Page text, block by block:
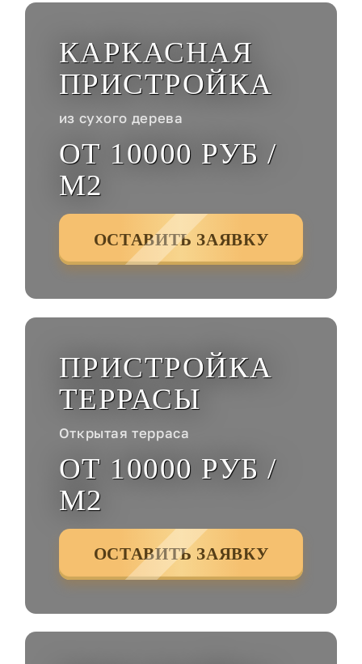
КАРКАСНАЯ
ПРИСТРОЙКА
из сухого дерева
ОТ 10000 РУБ /
М2
ОСТАВИТЬ ЗАЯВКУ
ПРИСТРОЙКА
ТЕРРАСЫ
Открытая терраса
ОТ 10000 РУБ /
М2
ОСТАВИТЬ ЗАЯВКУ